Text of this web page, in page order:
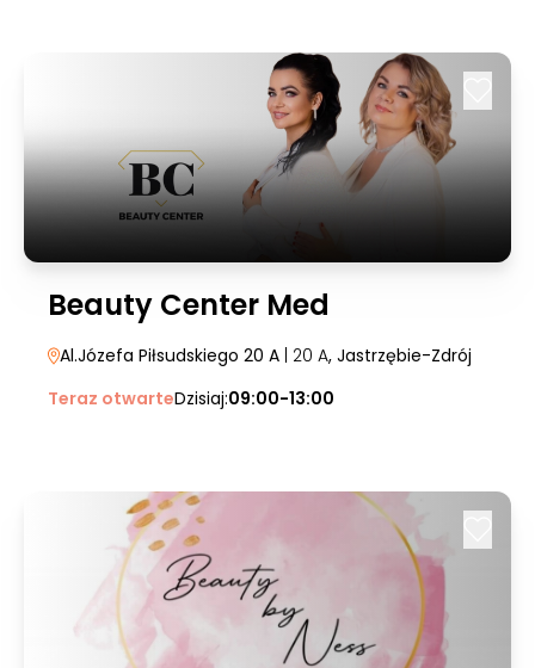
Beauty Center Med
Al.Józefa Piłsudskiego 20 A | 20 A, Jastrzębie-Zdrój
Teraz otwarteDzisiaj:09:00-13:00